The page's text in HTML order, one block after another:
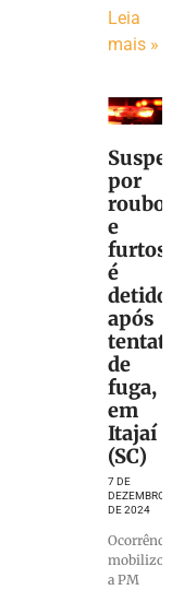
Leia
mais »
Suspeito
por
roubo
e
furtos
é
detido
após
tentativa
de
fuga,
em
Itajaí
(SC)
7 DE
DEZEMBRO
DE 2024
Ocorrência
mobilizou
a PM